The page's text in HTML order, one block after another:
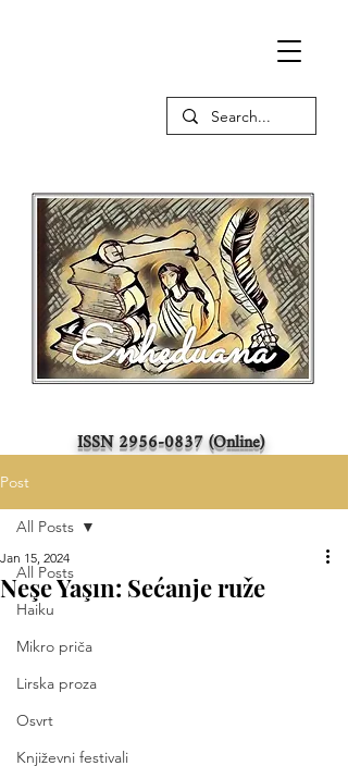
ISSN2956-0837(Online)
Post
All Posts
Haiku
Mikro priča
Lirska proza
Osvrt
Književni festivali
All Posts
Neşe Yaşın: Sećanje ruže
Jan 15, 2024